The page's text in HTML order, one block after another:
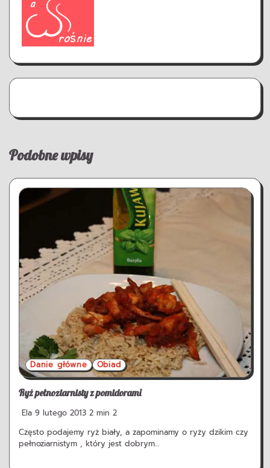
Podobne wpisy
Danie główne Obiad
Ryż pełnoziarnisty z pomidorami
Ela 9 lutego 2013 2 min 2
Często podajemy ryż biały, a zapominamy o ryży dzikim czy
pełnoziarnistym , który jest dobrym…